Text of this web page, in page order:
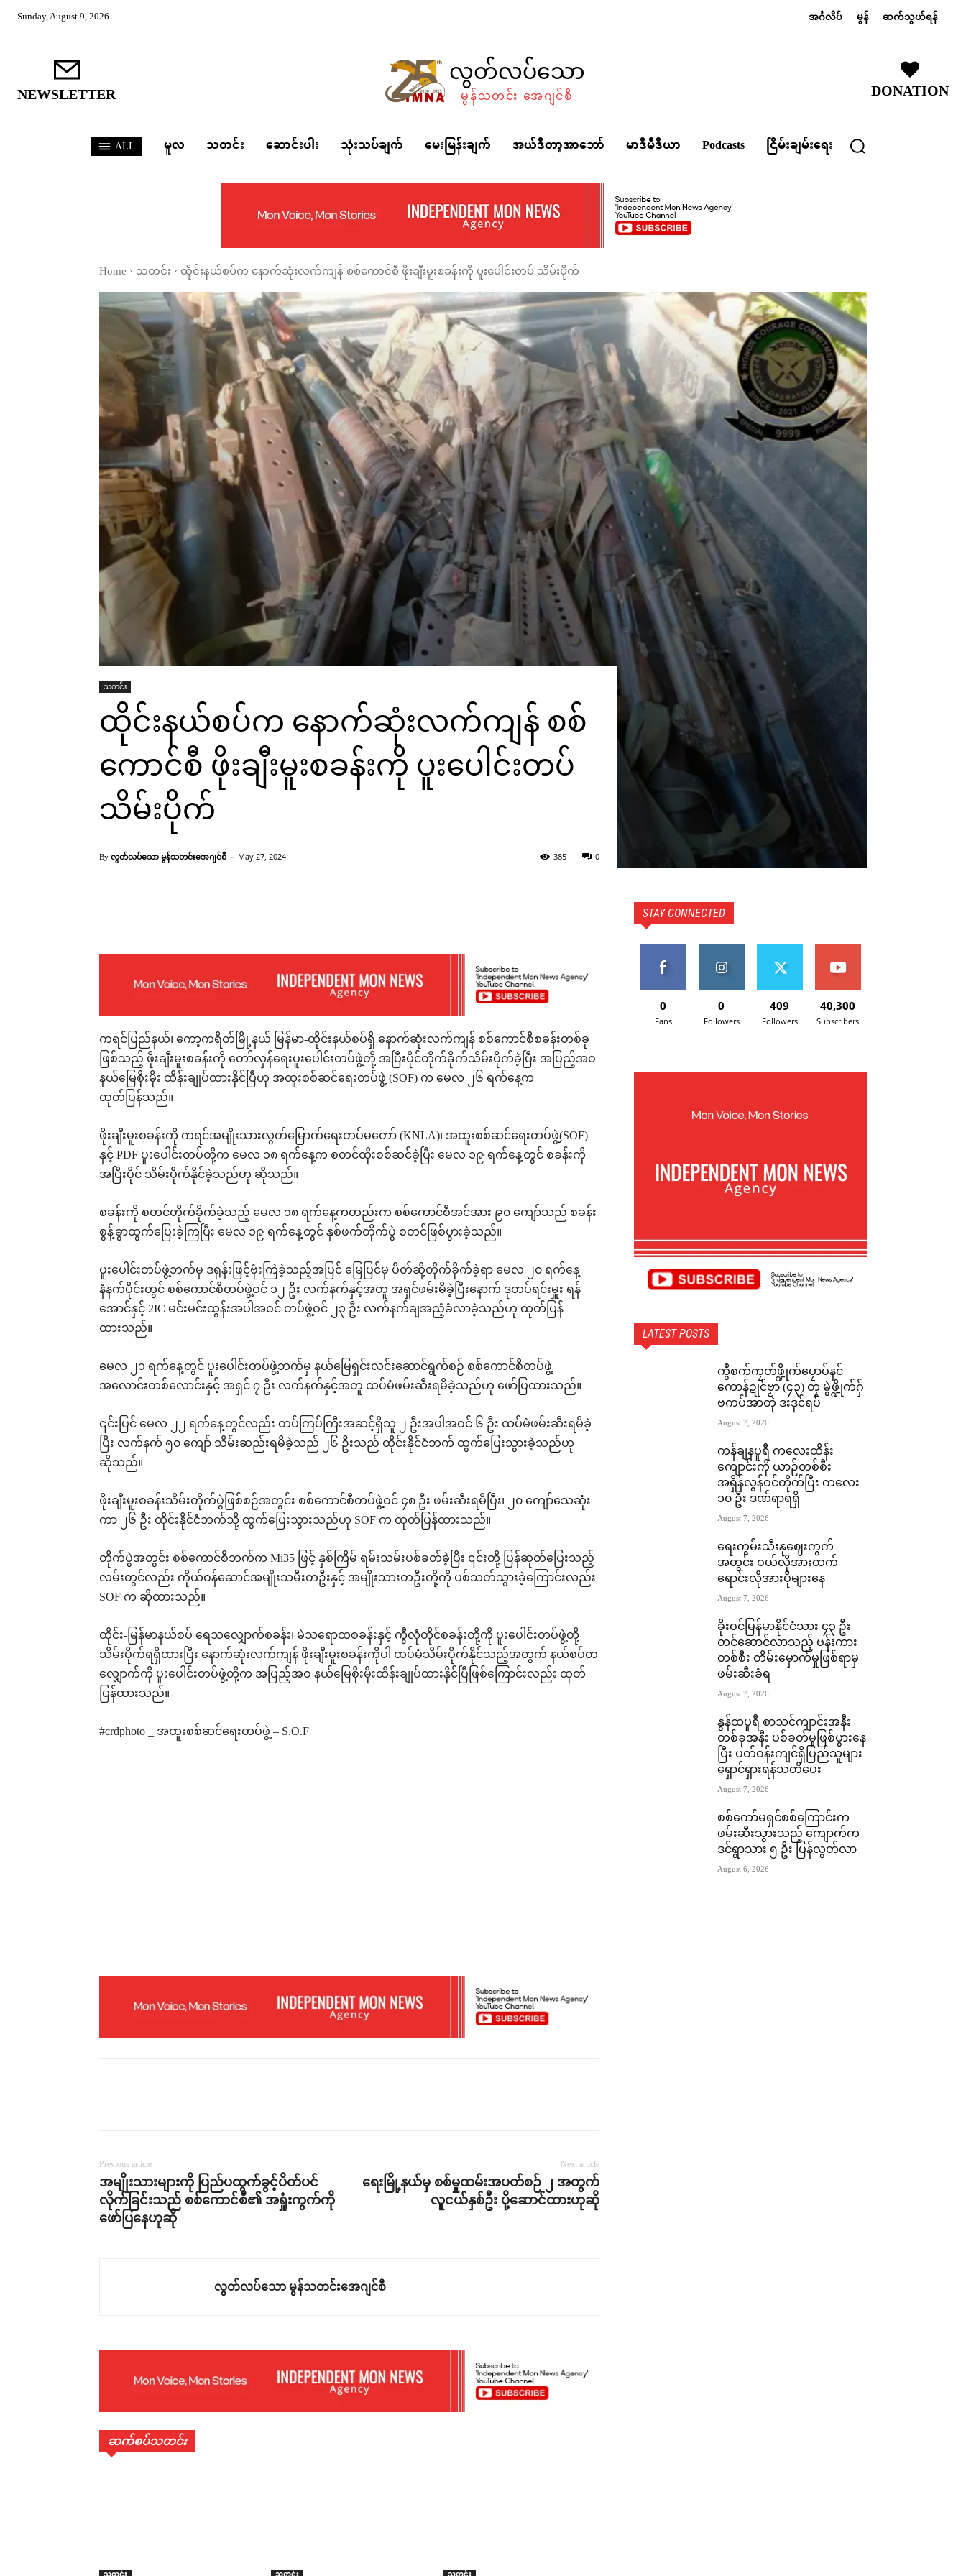
Sunday, August 9, 2026 အင်္ဂလိပ် မွန် ဆက်သွယ်ရန်
NEWSLETTER လွတ်လပ်သော
မွန်သတင်း အေဂျင်စီ DONATION
ALL မူလ သတင်း ဆောင်းပါး သုံးသပ်ချက် မေးမြန်းချက် အယ်ဒီတာ့အာဘော် မာဒီမီဒီယာ Podcasts ငြိမ်းချမ်းရေး
Home သတင်း ထိုင်းနယ်စပ်က နောက်ဆုံးလက်ကျန် စစ်ကောင်စီ ဖိုးချီးမူးစခန်းကို ပူးပေါင်းတပ် သိမ်းပိုက်
သတင်း
ထိုင်းနယ်စပ်က နောက်ဆုံးလက်ကျန် စစ်
ကောင်စီ ဖိုးချီးမူးစခန်းကို ပူးပေါင်းတပ်
သိမ်းပိုက်
By လွတ်လပ်သော မွန်သတင်းအေဂျင်စီ - May 27, 2024 0
385
ကရင်ပြည်နယ်၊ ကော့ကရိတ်မြို့နယ် မြန်မာ-ထိုင်းနယ်စပ်ရှိ နောက်ဆုံးလက်ကျန် စစ်ကောင်စီစခန်းတစ်ခု
ဖြစ်သည့် ဖိုးချီးမူးစခန်းကို တော်လှန်ရေးပူးပေါင်းတပ်ဖွဲ့တို့ အပြီးပိုင်တိုက်ခိုက်သိမ်းပိုက်ခဲ့ပြီး အပြည့်အဝ
နယ်မြေစိုးမိုး ထိန်းချုပ်ထားနိုင်ပြီဟု အထူးစစ်ဆင်ရေးတပ်ဖွဲ့ (SOF) က မေလ ၂၆ ရက်နေ့က
ထုတ်ပြန်သည်။
ဖိုးချီးမူးစခန်းကို ကရင်အမျိုးသားလွတ်မြောက်ရေးတပ်မတော် (KNLA)၊ အထူးစစ်ဆင်ရေးတပ်ဖွဲ့(SOF)
နှင့် PDF ပူးပေါင်းတပ်တို့က မေလ ၁၈ ရက်နေ့က စတင်ထိုးစစ်ဆင်ခဲ့ပြီး မေလ ၁၉ ရက်နေ့တွင် စခန်းကို
အပြီးပိုင် သိမ်းပိုက်နိုင်ခဲ့သည်ဟု ဆိုသည်။
စခန်းကို စတင်တိုက်ခိုက်ခဲ့သည့် မေလ ၁၈ ရက်နေ့ကတည်းက စစ်ကောင်စီအင်အား ၉၀ ကျော်သည် စခန်း
စွန့်ခွာထွက်ပြေးခဲ့ကြပြီး မေလ ၁၉ ရက်နေ့တွင် နှစ်ဖက်တိုက်ပွဲ စတင်ဖြစ်ပွားခဲ့သည်။
ပူးပေါင်းတပ်ဖွဲ့ဘက်မှ ဒရုန်းဖြင့်ဗုံးကြဲခဲ့သည့်အပြင် မြေပြင်မှ ပိတ်ဆို့တိုက်ခိုက်ခဲ့ရာ မေလ ၂၀ ရက်နေ့
နံနက်ပိုင်းတွင် စစ်ကောင်စီတပ်ဖွဲ့ဝင် ၁၂ ဦး လက်နက်နှင့်အတူ အရှင်ဖမ်းမိခဲ့ပြီးနောက် ဒုတပ်ရင်းမှူး ရန်
အောင်နှင့် 2IC မင်းမင်းထွန်းအပါအဝင် တပ်ဖွဲ့ဝင် ၂၃ ဦး လက်နက်ချအညံ့ခံလာခဲ့သည်ဟု ထုတ်ပြန်
ထားသည်။
မေလ ၂၁ ရက်နေ့တွင် ပူးပေါင်းတပ်ဖွဲ့ဘက်မှ နယ်မြေရှင်းလင်းဆောင်ရွက်စဉ် စစ်ကောင်စီတပ်ဖွဲ့
အလောင်းတစ်လောင်းနှင့် အရှင် ၇ ဦး လက်နက်နှင့်အတူ ထပ်မံဖမ်းဆီးရမိခဲ့သည်ဟု ဖော်ပြထားသည်။
၎င်းပြင် မေလ ၂၂ ရက်နေ့တွင်လည်း တပ်ကြပ်ကြီးအဆင့်ရှိသူ ၂ ဦးအပါအဝင် ၆ ဦး ထပ်မံဖမ်းဆီးရမိခဲ့
ပြီး လက်နက် ၅၀ ကျော် သိမ်းဆည်းရမိခဲ့သည် ၂၆ ဦးသည် ထိုင်းနိုင်ငံဘက် ထွက်ပြေးသွားခဲ့သည်ဟု
ဆိုသည်။
ဖိုးချီးမူးစခန်းသိမ်းတိုက်ပွဲဖြစ်စဉ်အတွင်း စစ်ကောင်စီတပ်ဖွဲ့ဝင် ၄၈ ဦး ဖမ်းဆီးရမိပြီး၊ ၂၀ ကျော်သေဆုံး
ကာ ၂၆ ဦး ထိုင်းနိုင်ငံဘက်သို့ ထွက်ပြေးသွားသည်ဟု SOF က ထုတ်ပြန်ထားသည်။
တိုက်ပွဲအတွင်း စစ်ကောင်စီဘက်က Mi35 ဖြင့် နှစ်ကြိမ် ရမ်းသမ်းပစ်ခတ်ခဲ့ပြီး ၎င်းတို့ ပြန်ဆုတ်ပြေးသည့်
လမ်းတွင်လည်း ကိုယ်ဝန်ဆောင်အမျိုးသမီးတဦးနှင့် အမျိုးသားတဦးတို့ကို ပစ်သတ်သွားခဲ့ကြောင်းလည်း
SOF က ဆိုထားသည်။
ထိုင်း-မြန်မာနယ်စပ် ရေသလျှောက်စခန်း၊ မဲသရောထစခန်းနှင့် ကွီလုံတိုင်စခန်းတို့ကို ပူးပေါင်းတပ်ဖွဲ့တို့
သိမ်းပိုက်ရရှိထားပြီး နောက်ဆုံးလက်ကျန် ဖိုးချီးမူးစခန်းကိုပါ ထပ်မံသိမ်းပိုက်နိုင်သည့်အတွက် နယ်စပ်တ
လျှောက်ကို ပူးပေါင်းတပ်ဖွဲ့တို့က အပြည့်အဝ နယ်မြေစိုးမိုးထိန်းချုပ်ထားနိုင်ပြီဖြစ်ကြောင်းလည်း ထုတ်
ပြန်ထားသည်။
#crdphoto _ အထူးစစ်ဆင်ရေးတပ်ဖွဲ့ – S.O.F
Previous article
အမျိုးသားများကို ပြည်ပထွက်ခွင့်ပိတ်ပင်
လိုက်ခြင်းသည် စစ်ကောင်စီ၏ အရှုံးကွက်ကို
ဖော်ပြနေဟုဆို
Next article
ရေးမြို့နယ်မှ စစ်မှုထမ်းအပတ်စဉ် ၂ အတွက်
လူငယ်နှစ်ဦး ပို့ဆောင်ထားဟုဆို
လွတ်လပ်သော မွန်သတင်းအေဂျင်စီ
ဆက်စပ်သတင်း
STAY CONNECTED
0
Fans
0
Followers
409
Followers
40,300
Subscribers
LATEST POSTS
ကွဳစက်ကၠတ်ဖ္ဍိုက်ပၠောပ်နင်
ကောန်ဍုင်ဗၟာ (၄၃) တၠ မွဲဖ္ဍိုက်ဂှ်
ဗကပ်အာတုဲ ဒးဒုင်ရပ်
August 7, 2026
ကန်ချနပူရီ ကလေးထိန်း
ကျောင်းကို ယာဉ်တစ်စီး
အရှိန်လွန်ဝင်တိုက်ပြီး ကလေး
၁၀ ဦး ဒဏ်ရာရရှိ
August 7, 2026
ရေးကွမ်းသီးနုဈေးကွက်
အတွင်း ဝယ်လိုအားထက်
ရောင်းလိုအားပိုများနေ
August 7, 2026
ခိုးဝင်မြန်မာနိုင်ငံသား ၄၃ ဦး
တင်ဆောင်လာသည့် ဗန်းကား
တစ်စီး တိမ်းမှောက်မှုဖြစ်ရာမှ
ဖမ်းဆီးခံရ
August 7, 2026
နွန်ထပူရီ စာသင်ကျာင်းအနီး
တစ်ခုအနီး ပစ်ခတ်မှုဖြစ်ပွားနေ
ပြီး ပတ်ဝန်းကျင်ရှိပြည်သူများ
ရှောင်ရှားရန်သတိပေး
August 7, 2026
စစ်ကော်မရှင်စစ်ကြောင်းက
ဖမ်းဆီးသွားသည့် ကျောက်က
ဒင်ရွာသား ၅ ဦး ပြန်လွတ်လာ
August 6, 2026